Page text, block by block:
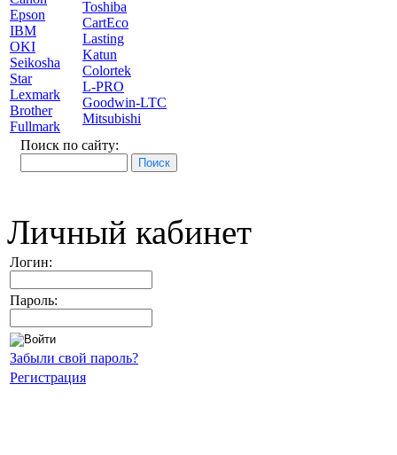
Epson
IBM
OKI
Seikosha
Star
Lexmark
Brother
Fullmark
Toshiba
CartEco
Lasting
Katun
Colortek
L-PRO
Goodwin-LTC
Mitsubishi
Поиск по сайту:
Личный кабинет
Логин:
Пароль:
Забыли свой пароль?
Регистрация